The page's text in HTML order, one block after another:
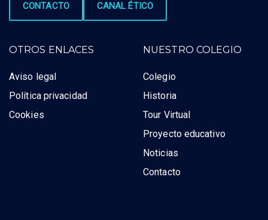
CONTACTO CANAL ÉTICO
OTROS ENLACES
Aviso legal
Política privacidad
Cookies
NUESTRO COLEGIO
Colegio
Historia
Tour Virtual
Proyecto educativo
Noticias
Contacto